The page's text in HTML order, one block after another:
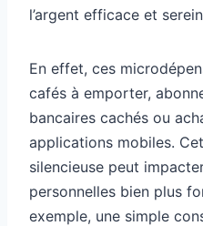
l’argent efficace et
En effet, ces
cafés à emporter,
bancaires cachés ou
applications mobiles.
silencieuse peut
personnelles bien plus
exemple, une simple